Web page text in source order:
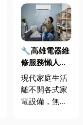
🔧高雄電器維
修服務懶人包
｜冷氣、冰
箱、洗衣機專
業維修
現代家庭生活
離不開各式家
電設備，無論